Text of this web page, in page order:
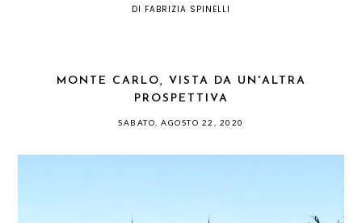
DI FABRIZIA SPINELLI
MONTE CARLO, VISTA DA UN'ALTRA
PROSPETTIVA
SABATO, AGOSTO 22, 2020